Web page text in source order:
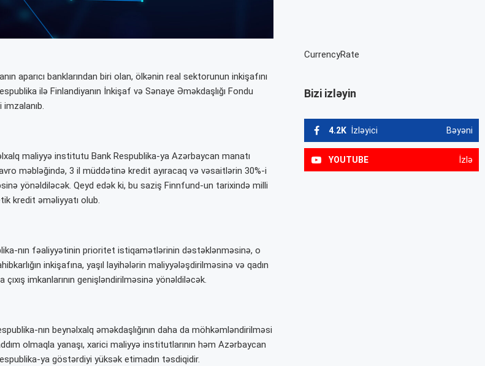
aparıcı banklarından biri olan, ölkənin real sektorunun inkişafını
ilə Finlandiyanın İnkişaf və Sənaye Əməkdaşlığı Fondu
maliyyə institutu Bank Respublika-ya Azərbaycan manatı
məbləğində, 3 il müddətinə kredit ayıracaq və vəsaitlərin 30%-i
yönəldiləcək. Qeyd edək ki, bu saziş Finnfund-un tarixində milli
kredit əməliyyatı olub.
nın fəaliyyətinin prioritet istiqamətlərinin dəstəklənməsinə, o
inkişafına, yaşıl layihələrin maliyyələşdirilməsinə və qadın
çıxış imkanlarının genişləndirilməsinə yönəldiləcək.
nın beynəlxalq əməkdaşlığının daha da möhkəmləndirilməsi
olmaqla yanaşı, xarici maliyyə institutlarının həm Azərbaycan
ya göstərdiyi yüksək etimadın təsdiqidir.
CurrencyRate
Bizi izləyin
4.2K İzləyici Bəyəni
YOUTUBE İzlə